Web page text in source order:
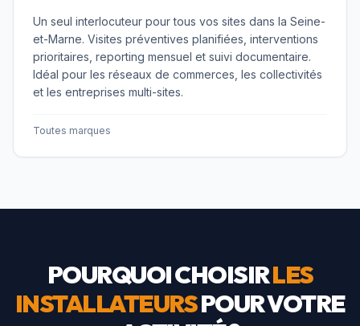
Un seul interlocuteur pour tous vos sites dans la Seine-
et-Marne. Visites préventives planifiées, interventions
prioritaires, reporting mensuel et suivi documentaire.
Idéal pour les réseaux de commerces, les collectivités
et les entreprises multi-sites.
Toutes marques
POURQUOI CHOISIRLES
INSTALLATEURSPOUR VOTRE